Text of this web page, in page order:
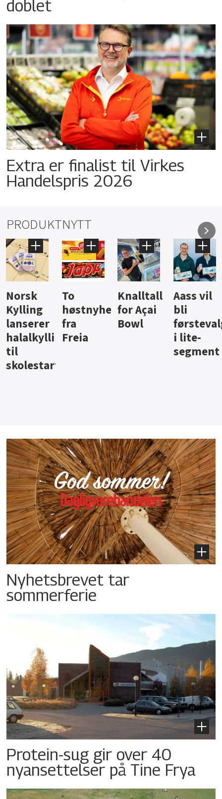
doblet
Extra er finalist til Virkes
Handelspris 2026
PRODUKTNYTT
To
høstnyheter
fra
Freia
Knalltall
for Açai
Bowl
Aass vil
bli
førstevalg
Brus og
jus fra
Berentsen
Nyhetsbrevet tar
sommerferie
Protein-sug gir over 40
nyansettelser på Tine Frya